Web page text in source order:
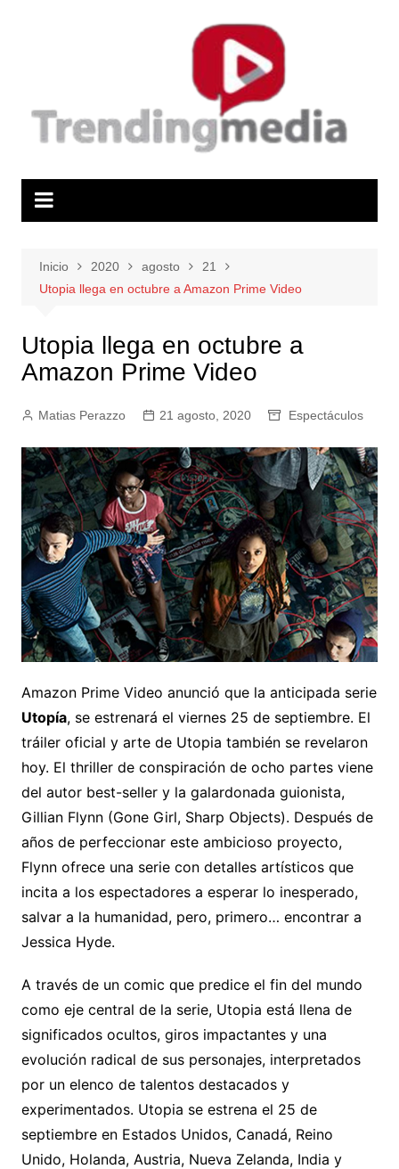
Inicio 2020 agosto
21
Utopia llega en octubre a Amazon Prime Video
Utopia llega en octubre a
Amazon Prime Video
Matias Perazzo 21 agosto, 2020 Espectáculos
Amazon Prime Video anunció que la anticipada serie
Utopía, se estrenará el viernes 25 de septiembre. El
tráiler oficial y arte de Utopia también se revelaron
hoy. El thriller de conspiración de ocho partes viene
del autor best-seller y la galardonada guionista,
Gillian Flynn (Gone Girl, Sharp Objects). Después de
años de perfeccionar este ambicioso proyecto,
Flynn ofrece una serie con detalles artísticos que
incita a los espectadores a esperar lo inesperado,
salvar a la humanidad, pero, primero… encontrar a
Jessica Hyde.
A través de un comic que predice el fin del mundo
como eje central de la serie, Utopia está llena de
significados ocultos, giros impactantes y una
evolución radical de sus personajes, interpretados
por un elenco de talentos destacados y
experimentados. Utopia se estrena el 25 de
septiembre en Estados Unidos, Canadá, Reino
Unido, Holanda, Austria, Nueva Zelanda, India y